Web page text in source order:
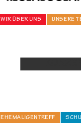
WIR ÜBER UNS UNSERE
EHEMALIGENTREFF